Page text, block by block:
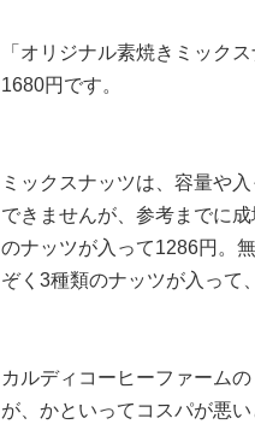
「オリジナル素焼きミック
1680円です。
ミックスナッツは、容量や
できませんが、参考までに
のナッツが入って1286円。
ぞく3種類のナッツが入って
カルディコーヒーファーム
が、かといってコスパが悪